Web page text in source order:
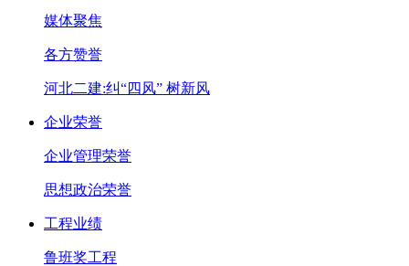
媒体聚焦
各方赞誉
河北二建:纠“四风” 树新风
企业荣誉
企业管理荣誉
思想政治荣誉
工程业绩
鲁班奖工程